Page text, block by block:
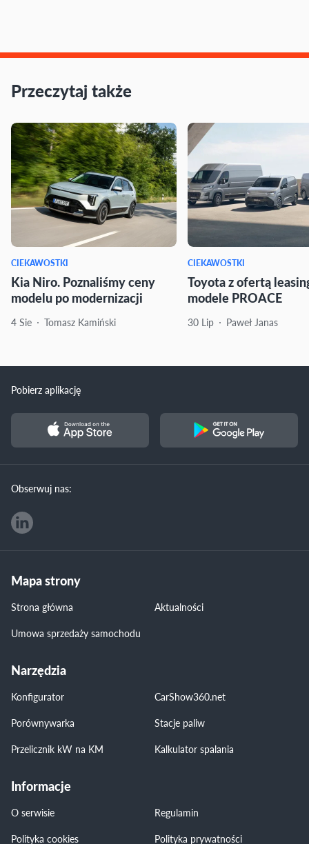
Przeczytaj także
CIEKAWOSTKI
Kia Niro. Poznaliśmy ceny
modelu po modernizacji
4 Sie Tomasz Kamiński
CIEKAWOSTKI
Toyota z ofertą
modele PROACE
30 Lip Paweł Janas
Pobierz aplikację
Obserwuj nas:
Mapa strony
Strona główna
Aktualności
Umowa sprzedaży samochodu
Narzędzia
Konfigurator
CarShow360.net
Porównywarka
Stacje paliw
Przelicznik kW na KM
Kalkulator spalania
Informacje
O serwisie
Regulamin
Polityka cookies
Polityka prywatności